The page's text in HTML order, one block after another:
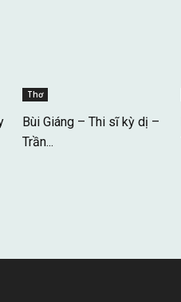
Thơ
Bùi Giáng – Thi sĩ kỳ dị –
Trần...